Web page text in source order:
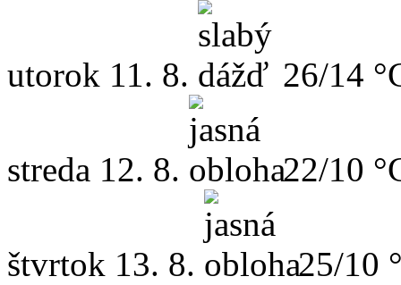
utorok 11. 8. 26/14
streda 12. 8. 22/10
štvrtok 13. 8. 25/10